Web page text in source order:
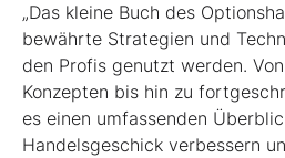
„Das kleine Buch des
bewährte Strategien und
den Profis genutzt werden.
Konzepten bis hin zu
es einen umfassenden
Handelsgeschick verbessern